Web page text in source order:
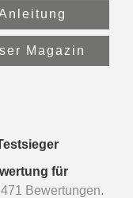
Magazin
für
Bewertungen.